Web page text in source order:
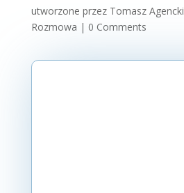
utworzone przez Tomasz Agencki
Rozmowa | 0 Comments